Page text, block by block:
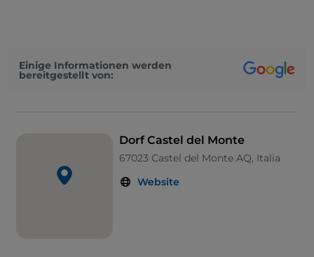
Wollverarbeitung, das alte Haus, die Schafzucht und
Einige Informationen werden
bereitgestellt von:
Dorf Castel del Monte
67023 Castel del Monte AQ, Italia
Website